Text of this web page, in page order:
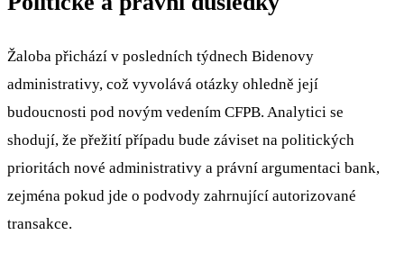
Žaloba přichází v posledních týdnech Bidenovy
administrativy, což vyvolává otázky ohledně její
budoucnosti pod novým vedením CFPB. Analytici se
shodují, že přežití případu bude záviset na politických
prioritách nové administrativy a právní argumentaci bank,
zejména pokud jde o podvody zahrnující autorizované
transakce.